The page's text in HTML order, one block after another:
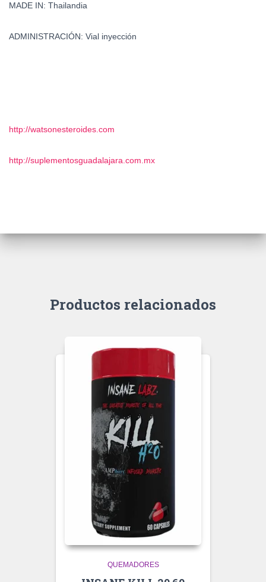
MADE IN: Thailandia
ADMINISTRACIÓN: Vial inyección
http://watsonesteroides.com
http://suplementosguadalajara.com.mx
Productos relacionados
QUEMADORES